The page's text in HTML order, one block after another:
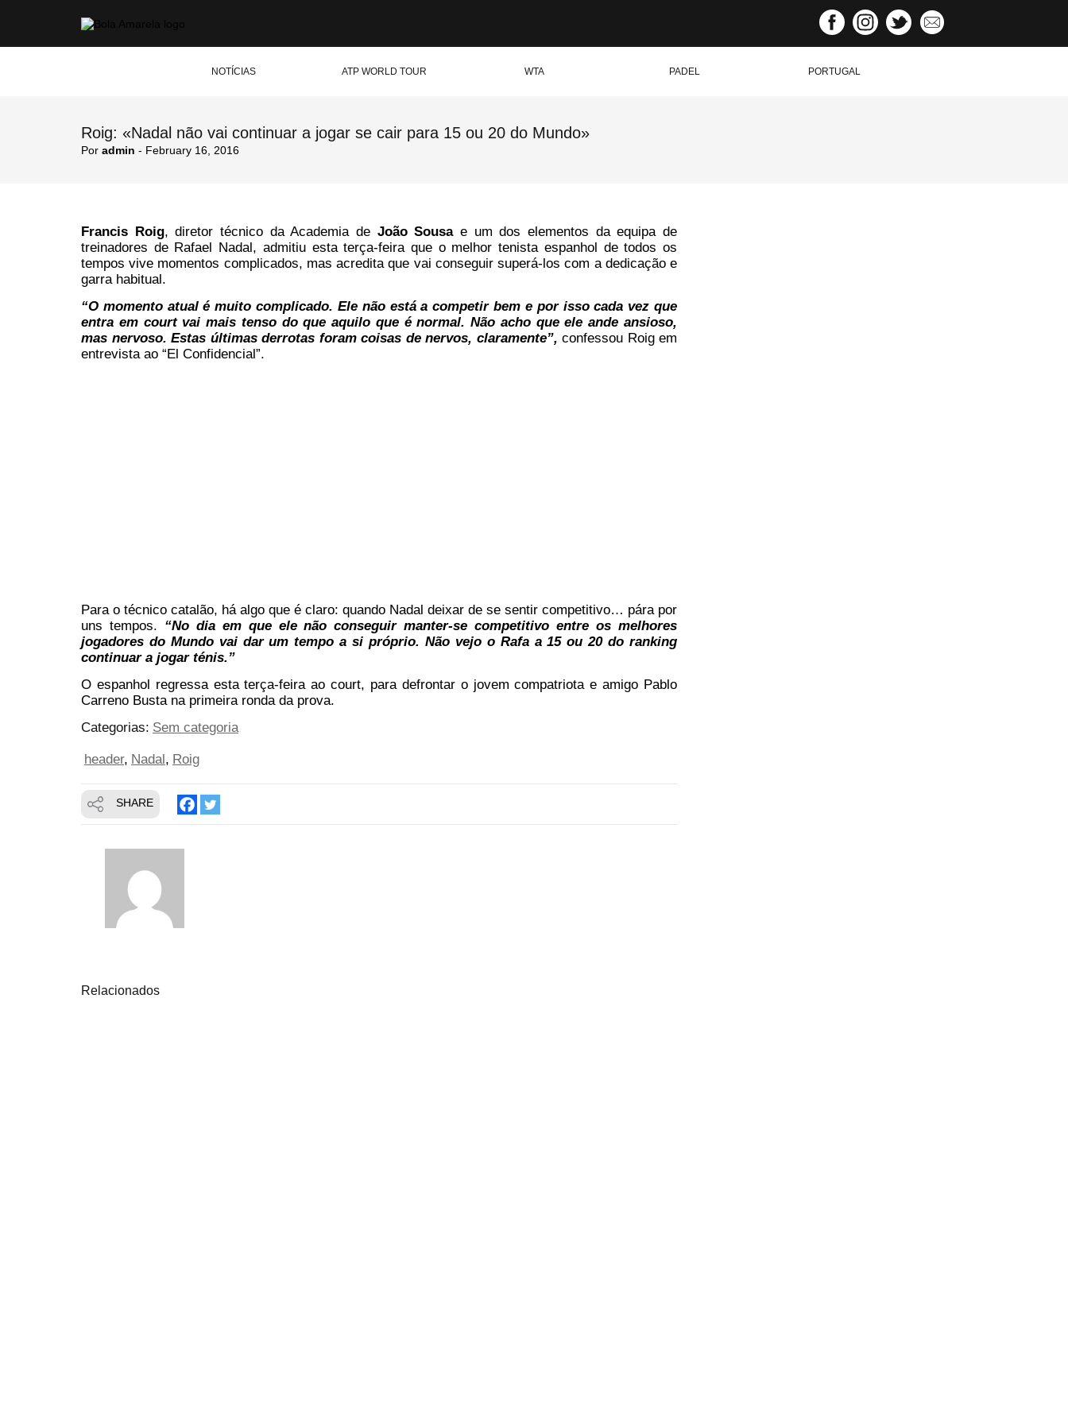
NOTÍCIAS ATP WORLD TOUR WTA PADEL PORTUGAL
Roig: «Nadal não vai continuar a jogar se cair para 15 ou 20 do Mundo»
Por admin - February 16, 2016
Francis Roig, diretor técnico da Academia de João Sousae um dos elementos da equipa de
treinadores de Rafael Nadal, admitiu esta terça-feira que o melhor tenista espanhol de todos os
tempos vive momentos complicados, mas acredita que vai conseguir superá-los com a dedicação e
garra habitual.
“O momento atual é muito complicado. Ele não está a competir bem e por isso cada vez que
entra em court vai mais tenso do que aquilo que é normal. Não acho que ele ande ansioso,
mas nervoso. Estas últimas derrotas foram coisas de nervos, claramente”, confessou Roig em
entrevista ao “El Confidencial”.
Para o técnico catalão, há algo que é claro: quando Nadal deixar de se sentir competitivo… pára por
uns tempos. “No dia em que ele não conseguir manter-se competitivo entre os melhores
jogadores do Mundo vai dar um tempo a si próprio. Não vejo o Rafa a 15 ou 20 do ranking
continuar a jogar ténis.”
O espanhol regressa esta terça-feira ao court, para defrontar o jovem compatriota e amigo Pablo
Carreno Busta na primeira ronda da prova.
Categorias: Sem categoria
header Nadal Roig
SHARE
Relacionados